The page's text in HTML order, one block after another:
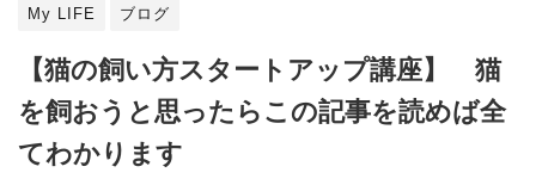
My LIFE ブログ
【猫の飼い方スタートアップ講座】 猫
を飼おうと思ったらこの記事を読めば全
てわかります